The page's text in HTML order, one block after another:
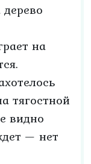
на
тягостной
видно
— нет